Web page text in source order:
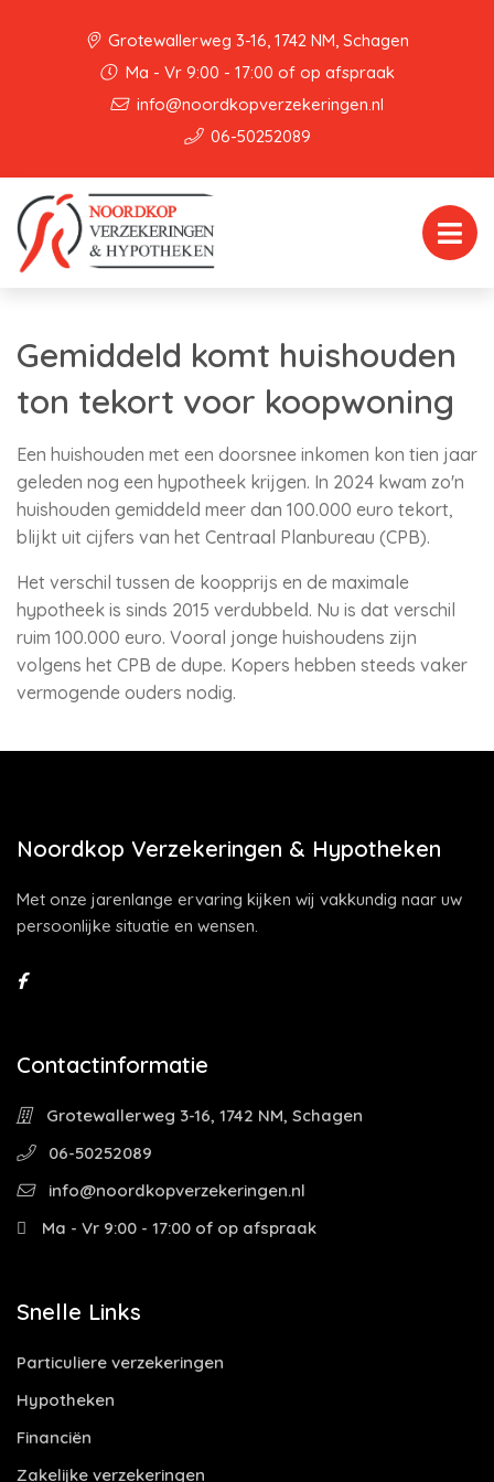
Grotewallerweg 3-16, 1742 NM, Schagen
Ma - Vr 9:00 - 17:00 of op afspraak
info@noordkopverzekeringen.nl
06-50252089
Gemiddeld komt huishouden
ton tekort voor koopwoning
Een huishouden met een doorsnee inkomen kon tien jaar
geleden nog een hypotheek krijgen. In 2024 kwam zo'n
huishouden gemiddeld meer dan 100.000 euro tekort,
blijkt uit cijfers van het Centraal Planbureau (CPB).
Het verschil tussen de koopprijs en de maximale
hypotheek is sinds 2015 verdubbeld. Nu is dat verschil
ruim 100.000 euro. Vooral jonge huishoudens zijn
volgens het CPB de dupe. Kopers hebben steeds vaker
vermogende ouders nodig.
Noordkop Verzekeringen & Hypotheken
Met onze jarenlange ervaring kijken wij vakkundig naar uw
persoonlijke situatie en wensen.
Contactinformatie
Grotewallerweg 3-16, 1742 NM, Schagen
06-50252089
info@noordkopverzekeringen.nl
Ma - Vr 9:00 - 17:00 of op afspraak
Snelle Links
Particuliere verzekeringen
Hypotheken
Financiën
Zakelijke verzekeringen